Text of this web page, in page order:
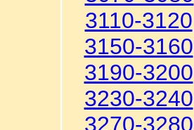
3110-3120
3150-3160
3190-3200
3230-3240
3270-3280